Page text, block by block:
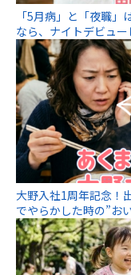
「5月病」と「夜職
なら、ナイトデビュ
大野入社1周年記念！
でやらかした時の”お